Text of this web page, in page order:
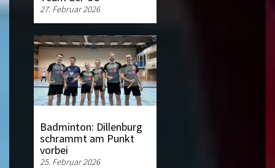
27. Februar 2026
Badminton: Dillenburg
schrammt am Punkt
vorbei
25. Februar 2026